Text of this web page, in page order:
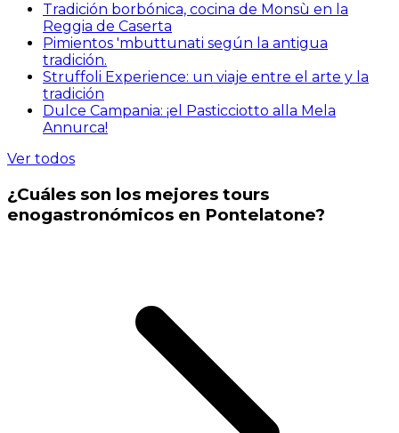
Tradición borbónica, cocina de Monsù en la
Reggia de Caserta
Pimientos 'mbuttunati según la antigua
tradición.
Struffoli Experience: un viaje entre el arte y la
tradición
Dulce Campania: ¡el Pasticciotto alla Mela
Annurca!
Ver todos
¿Cuáles son los mejores tours
enogastronómicos en Pontelatone?